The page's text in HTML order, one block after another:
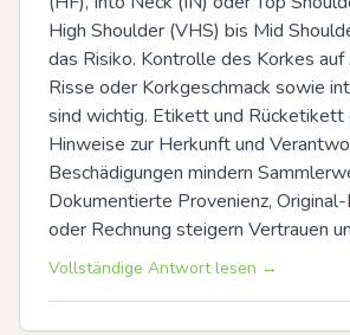
High Shoulder (VHS) bis Mid
das Risiko. Kontrolle des Korkes auf
Risse oder Korkgeschmack sowie
sind wichtig. Etikett und Rücketikett
Hinweise zur Herkunft und
Beschädigungen mindern
Dokumentierte Provenienz,
oder Rechnung steigern Vertrauen
Vollständige Antwort lesen →